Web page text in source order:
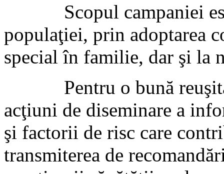
Scopul campaniei este
populaţiei, prin adoptarea
special în familie, dar şi la
Pentru o bună reuşită
acţiuni de diseminare a
şi factorii de risc care
transmiterea de